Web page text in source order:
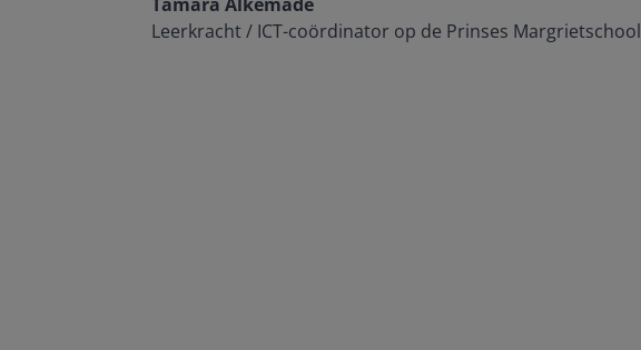
Leerkracht / ICT-coördinator op de Prinses Margrietschool